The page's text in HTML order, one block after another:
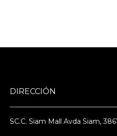
DIRECCIÓN
SC.C. Siam Mall Avda Siam,